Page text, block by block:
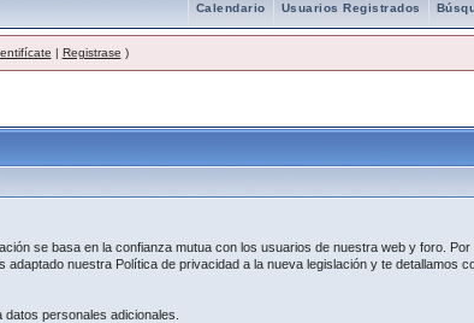
Usuarios Registrados
Calendario
| Registrase )
se basa en la confianza mutua con los usuarios de nuestra web y foro. Por
nuestra Política de privacidad a la nueva legislación y te detallamos
personales adicionales.